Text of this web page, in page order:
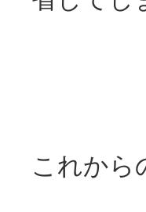
これから